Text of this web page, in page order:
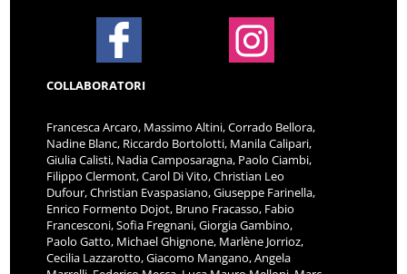
COLLABORATORI
Francesca Arcaro, Massimo Altini, Corrado Bellora,
Nadine Blanc, Riccardo Bortolotti, Manila Calipari,
Giulia Calisti, Nadia Camposaragna, Paolo Ciambi,
Filippo Clermont, Carol Di Vito, Christian Leo
Dufour, Christian Evaspasiano, Giuseppe Farinella,
Enrico Formento Dojot, Bruno Fracasso, Fabio
Francesconi, Sofia Fregnani, Giorgia Gambino,
Paolo Gatto, Michael Ghignone, Marlène Jorrioz,
Cecilia Lazzarotto, Giacomo Mangano, Angela